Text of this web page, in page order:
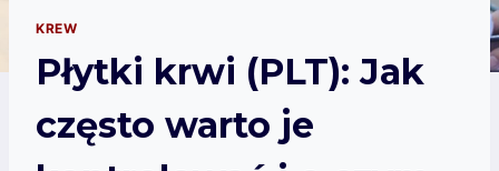
KREW
Płytki krwi (PLT): Jak
często warto je